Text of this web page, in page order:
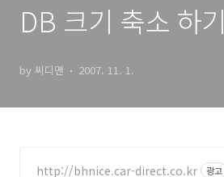
DB 크기 축소 하기
by 씨디맨 2007. 11. 1.
http://bhnice.car-direct.co.kr 광고